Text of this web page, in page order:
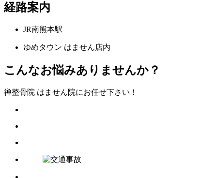
経路案内
JR南熊本駅
ゆめタウン はません店内
こんなお悩みありませんか？
禅整骨院 はません院にお任せ下さい！